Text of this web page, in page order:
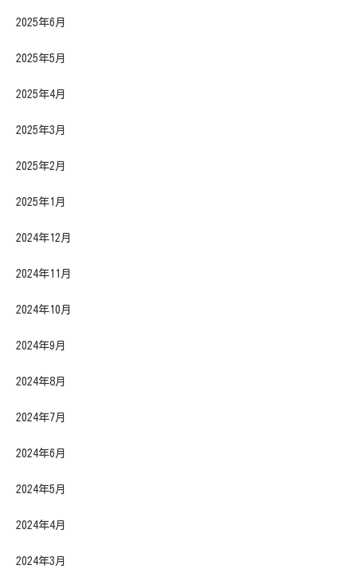
2025年6月
2025年5月
2025年4月
2025年3月
2025年2月
2025年1月
2024年12月
2024年11月
2024年10月
2024年9月
2024年8月
2024年7月
2024年6月
2024年5月
2024年4月
2024年3月